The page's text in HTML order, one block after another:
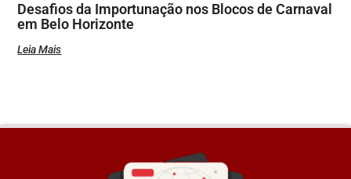
Desafios da Importunação nos Blocos de Carnaval
em Belo Horizonte
Leia Mais